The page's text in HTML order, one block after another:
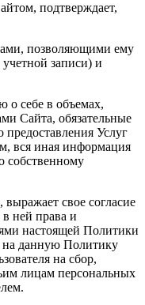
подтверждает,
позволяющими ему
записи) и
о себе в объемах,
Сайта, обязательные
предоставления Услуг
вся иная информация
собственному
свое согласие
ней права и
настоящей Политики
на данную Политику
на сбор,
лицам персональных